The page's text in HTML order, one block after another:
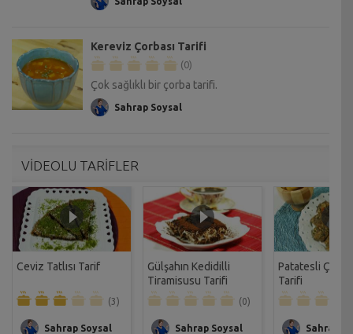
Kereviz Çorbası Tarifi
(0)
Çok sağlıklı bir çorba tarifi.
Sahrap Soysal
VİDEOLU TARİFLER
Ceviz Tatlısı Tarif
(3)
Sahrap Soysal
Gülşahın Kedidilli
Tiramisusu Tarifi
(0)
Sahrap Soysal
Patatesli Çıtır
Tarifi
Sahrap